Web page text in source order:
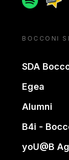
BOCCONI
SDA
Egea
Alumni
B4i -
yoU@B